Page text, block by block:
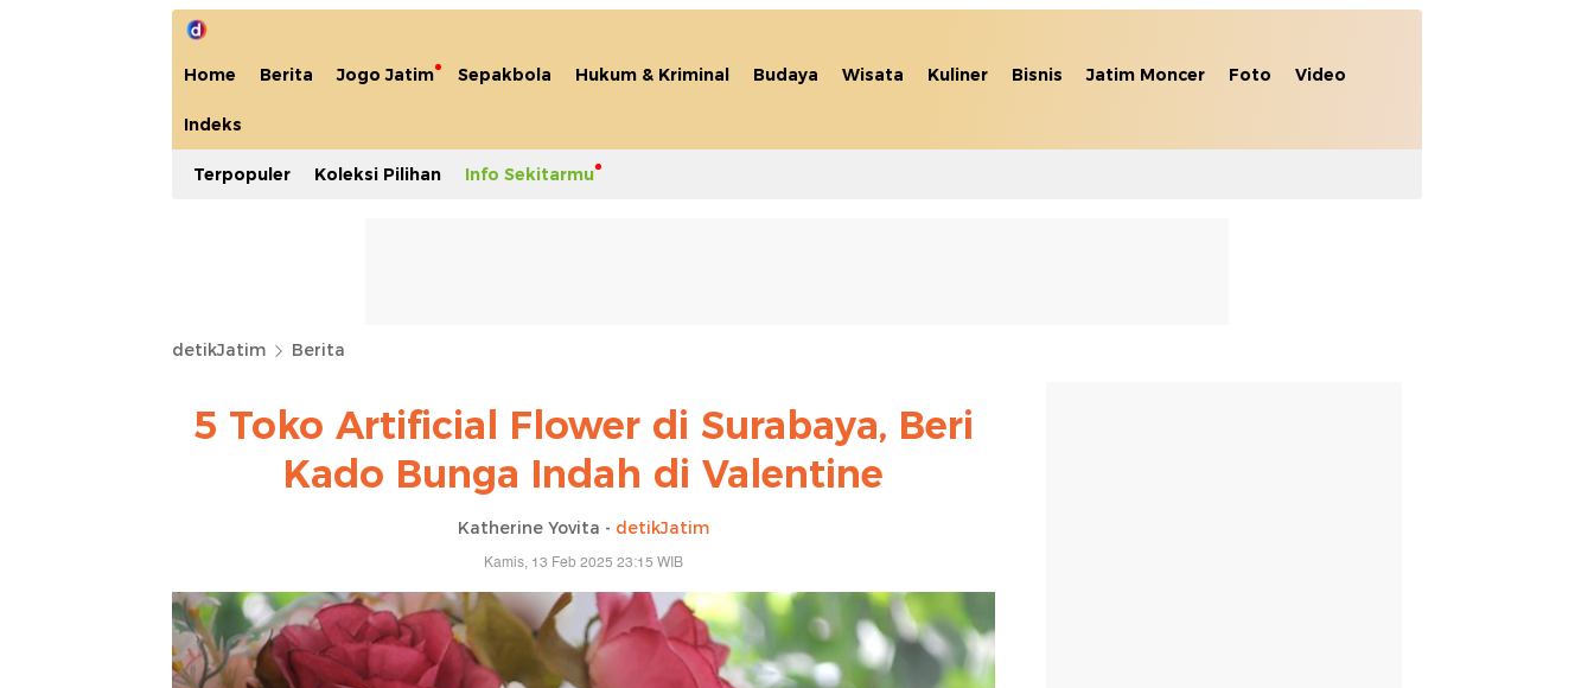
Home Berita Jogo Jatim Sepakbola Hukum & Kriminal Budaya Wisata Kuliner Bisnis Jatim Moncer Foto Video
Indeks
Terpopuler Koleksi Pilihan Info Sekitarmu
detikJatim Berita
5 Toko Artificial Flower di Surabaya, Beri
Kado Bunga Indah di Valentine
Katherine Yovita - detikJatim
Kamis, 13 Feb 2025 23:15 WIB